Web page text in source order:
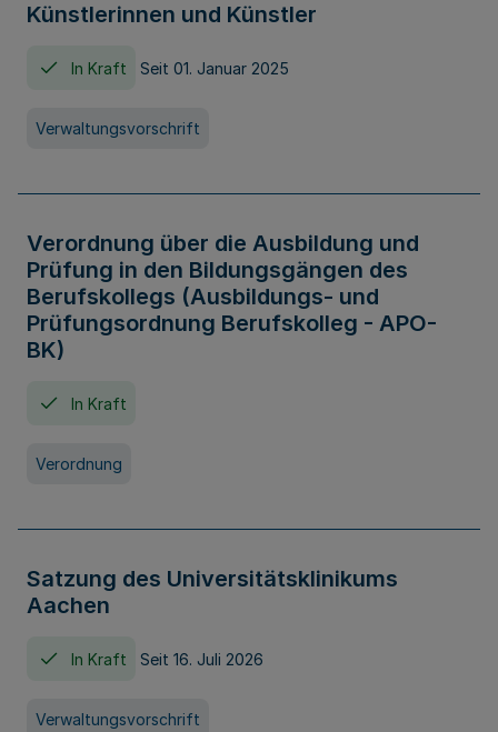
Künstlerinnen und Künstler
In Kraft Seit 01. Januar 2025
Verwaltungsvorschrift
Verordnung über die Ausbildung und
Prüfung in den Bildungsgängen des
Berufskollegs (Ausbildungs- und
Prüfungsordnung Berufskolleg - APO-
BK)
In Kraft
Verordnung
Satzung des Universitätsklinikums
Aachen
In Kraft Seit 16. Juli 2026
Verwaltungsvorschrift